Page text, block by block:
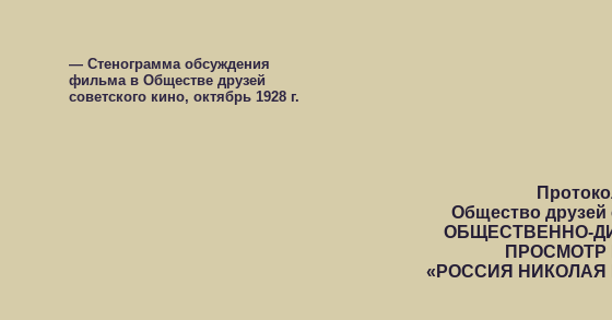
— Стенограмма обсуждения
фильма в Обществе друзей
советского кино, октябрь 1928 г.
Общество друзей
ОБЩЕСТВЕННО-
ПРОСМОТР
«РОССИЯ НИКОЛАЯ